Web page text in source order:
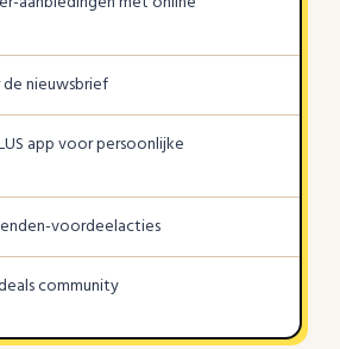
nieuwsbrief
app voor persoonlijke
voordeelacties
community